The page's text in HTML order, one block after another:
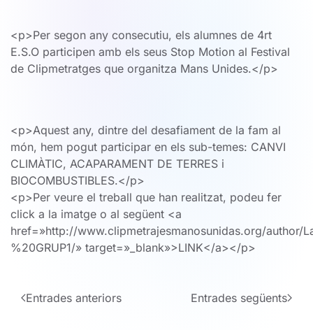
<p>Per segon any consecutiu, els alumnes de 4rt
E.S.O participen amb els seus Stop Motion al Festival
de Clipmetratges que organitza Mans Unides.</p>
<p>Aquest any, dintre del desafiament de la fam al
món, hem pogut participar en els sub-temes: CANVI
CLIMÀTIC, ACAPARAMENT DE TERRES i
BIOCOMBUSTIBLES.</p>
<p>Per veure el treball que han realitzat, podeu fer
click a la imatge o al següent <a
href=»http://www.clipmetrajesmanosunidas.org/author/
%20GRUP1/» target=»_blank»>LINK</a></p>
Entrades anteriors Entrades següents